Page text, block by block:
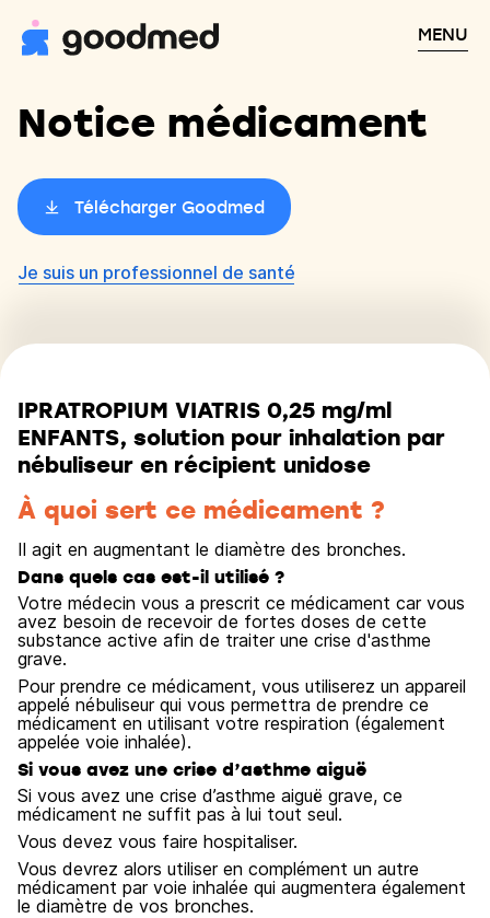
MENU
Notice médicament
Télécharger Goodmed
Je suis un professionnel de santé
IPRATROPIUM VIATRIS 0,25 mg/ml
ENFANTS, solution pour inhalation par
nébuliseur en récipient unidose
À quoi sert ce médicament ?
Il agit en augmentant le diamètre des bronches.
Dans quels cas est-il utilisé ?
Votre médecin vous a prescrit ce médicament car vous
avez besoin de recevoir de fortes doses de cette
substance active afin de traiter une crise d'asthme
grave.
Pour prendre ce médicament, vous utiliserez un appareil
appelé nébuliseur qui vous permettra de prendre ce
médicament en utilisant votre respiration (également
appelée voie inhalée).
Si vous avez une crise d’asthme aiguë
Si vous avez une crise d’asthme aiguë grave, ce
médicament ne suffit pas à lui tout seul.
Vous devez vous faire hospitaliser.
Vous devrez alors utiliser en complément un autre
médicament par voie inhalée qui augmentera également
le diamètre de vos bronches.